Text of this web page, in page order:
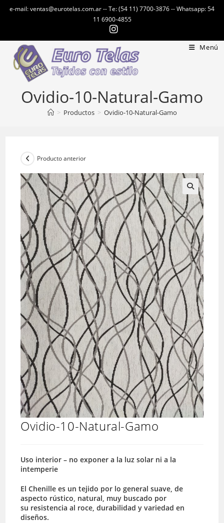
e-mail: ventas@eurotelas.com.ar -- Te: (54 11) 7700-3876 -- Whatsapp: 54
11 6900-4855
Menú
Ovidio-10-Natural-Gamo
> Productos > Ovidio-10-Natural-Gamo
Producto anterior
Ovidio-10-Natural-Gamo
Uso interior – no exponer a la luz solar ni a la
intemperie
El Chenille es un tejido por lo general suave, de
aspecto rústico, natural, muy buscado por
su resistencia al roce, durabilidad y variedad en
diseños.